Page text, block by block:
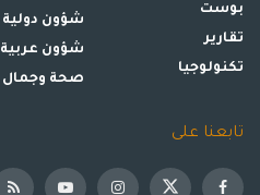
بوست
تقارير
تكنولوجيا
شؤون دولية
شؤون عربية
صحة وجمال
تابعنا على